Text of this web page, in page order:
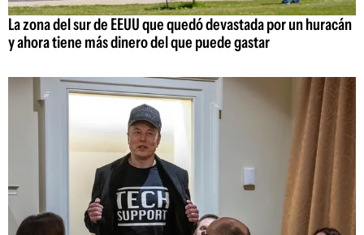
La zona del sur de EEUU que quedó devastada por un huracán
y ahora tiene más dinero del que puede gastar